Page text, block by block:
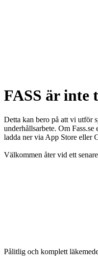
FASS är inte
Detta kan bero på att vi utför
underhållsarbete. Om
ladda ner via App Store eller
Välkommen åter vid ett
Pålitlig och komplett